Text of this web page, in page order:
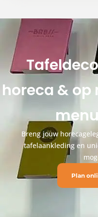
horeca &
Breng jouw
tafelaankleding en
Plan